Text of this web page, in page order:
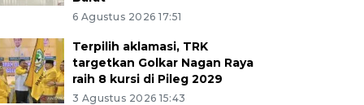
6 Agustus 2026 17:51
Terpilih aklamasi, TRK
targetkan Golkar Nagan Raya
raih 8 kursi di Pileg 2029
3 Agustus 2026 15:43